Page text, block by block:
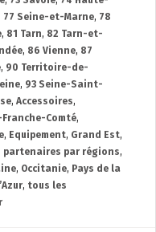
77 Seine-et-Marne, 78
, 81 Tarn, 82 Tarn-et-
, 86 Vienne, 87
, 90 Territoire-de-
, 93 Seine-Saint-
, Accessoires,
Comté,
, Equipement, Grand Est,
partenaires par régions,
, Occitanie, Pays de la
, tous les